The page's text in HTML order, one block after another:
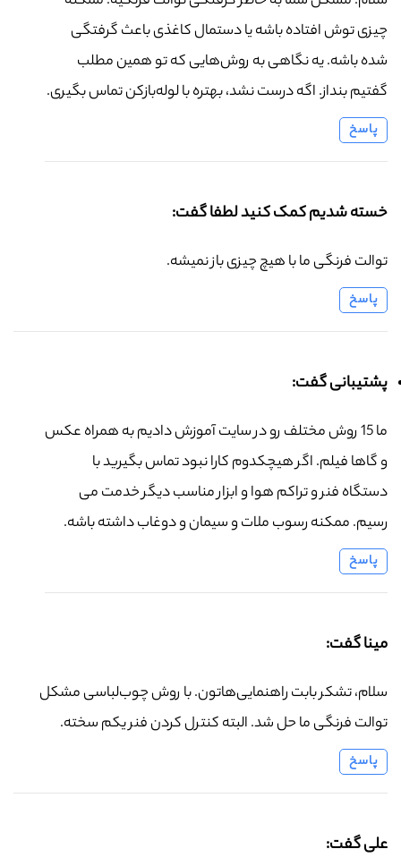
چیزی توش افتاده باشه یا دستمال کاغذی باعث گرفتگی
شده باشه. یه نگاهی به روش‌هایی که تو همین مطلب
گفتیم بنداز. اگه درست نشد، بهتره با لوله‌بازکن تماس بگیری.
پاسخ
خسته شدیم کمک کنید لطفا گفت:
توالت فرنگی ما با هیچ چیزی باز نمیشه.
پاسخ
پشتیبانی گفت:
ما 15 روش مختلف رو در سایت آموزش دادیم به همراه عکس
و گاها فیلم. اگر هیچکدوم کارا نبود تماس بگیرید با
دستگاه فنر و تراکم هوا و ابزار مناسب دیگر خدمت می
رسیم. ممکنه رسوب ملات و سیمان و دوغاب داشته باشه.
پاسخ
مینا گفت:
سلام، تشکر بابت راهنمایی‌هاتون. با روش چوب‌لباسی مشکل
توالت فرنگی ما حل شد. البته کنترل کردن فنر یکم سخته.
پاسخ
علی گفت: